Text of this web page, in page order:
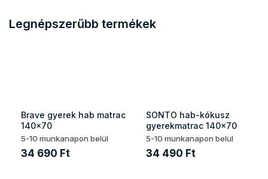
Legnépszerűbb termékek
Brave gyerek hab matrac
140x70
5-10 munkanapon belül
34 690 Ft
SONTO hab-kókusz
gyerekmatrac 140x70
5-10 munkanapon belül
34 490 Ft